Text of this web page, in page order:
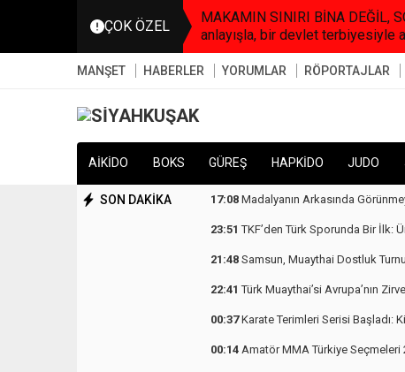
ÇOK ÖZEL
MAKAMIN SINIRI BİNA DEĞİL,
anlayışla, bir devlet terbiyesiyle
MANŞET HABERLER YORUMLAR RÖPORTAJLAR
AİKİDO BOKS GÜREŞ HAPKİDO JUDO
SON DAKİKA 17:08 Madalyanın Arkasında
23:51 TKF’den Türk Sporunda Bir İlk:
21:48 Samsun, Muaythai Dostluk
22:41 Türk Muaythai’si Avrupa’nın
00:37Karate Terimleri Serisi Başladı:
00:14 Amatör MMA Türkiye Seçmeleri